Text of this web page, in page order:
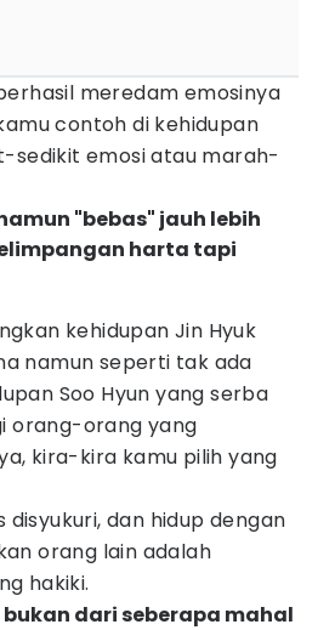
meredam emosinya
contoh di kehidupan
sedikit emosi atau marah-
"bebas" jauh lebih
harta tapi
kehidupan Jin Hyuk
namun seperti tak ada
Soo Hyun yang serba
orang-orang yang
kira-kira kamu pilih yang
disyukuri, dan hidup dengan
orang lain adalah
hakiki.
dari seberapa mahal